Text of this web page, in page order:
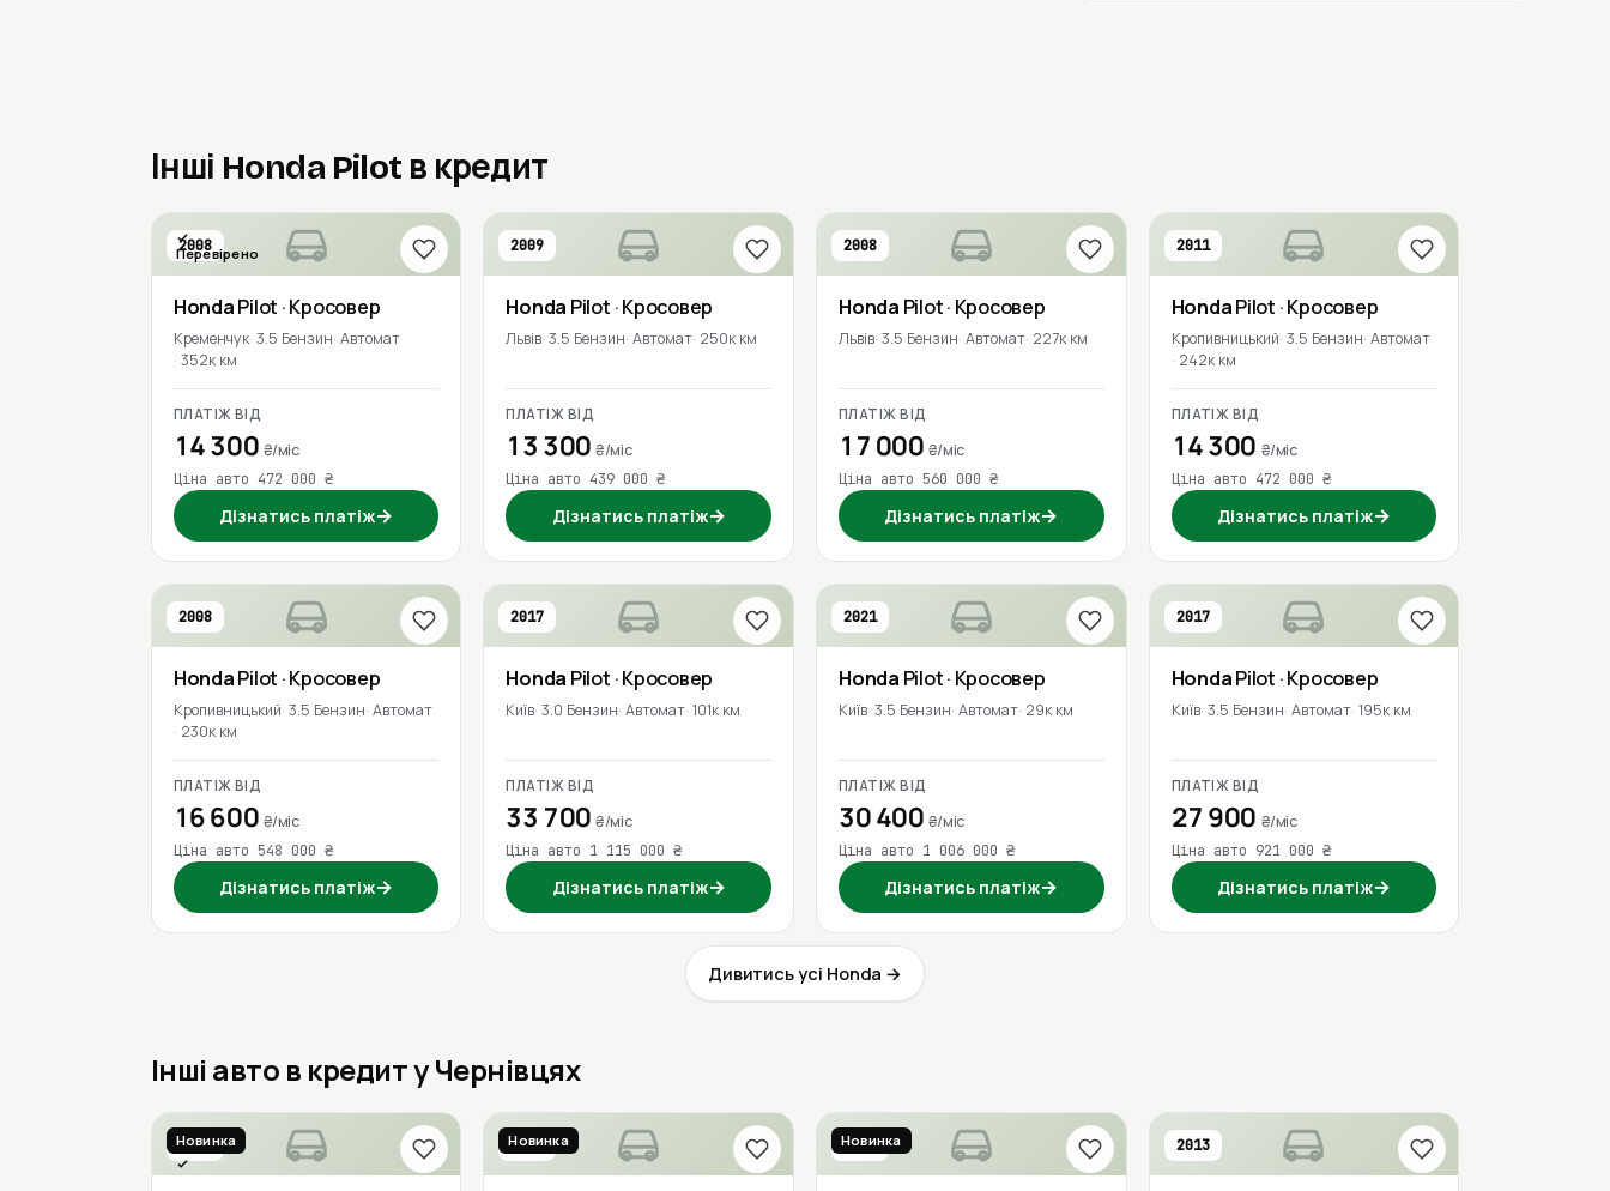
Інші Honda Pilot в кредит
2008
Перевірено
HondaPilot · Кросовер
Кременчук 3.5 Бензин Автомат
352к км
ПЛАТІЖ ВІД
14 300 ₴/міс
Ціна авто 472 000 ₴
Дізнатись платіж→
2009
Honda Pilot · Кросовер
Львів 3.5 Бензин Автомат 250к км
ПЛАТІЖ ВІД
13 300₴/міс
Ціна авто 439 000 ₴
Дізнатись платіж→
2008
Honda Pilot· Кросовер
Львів 3.5 Бензин Автомат 227к км
ПЛАТІЖ ВІД
17 000 ₴/міс
Ціна авто 560 000 ₴
Дізнатись платіж→
2011
HondaPilot · Кросовер
Кропивницький 3.5 Бензин Автомат
242к км
ПЛАТІЖ ВІД
14 300 ₴/міс
Ціна авто 472 000 ₴
Дізнатись платіж→
2008
HondaPilot · Кросовер
Кропивницький 3.5 Бензин Автомат
230к км
ПЛАТІЖ ВІД
16 600 ₴/міс
Ціна авто 548 000 ₴
Дізнатись платіж→
2017
Honda Pilot · Кросовер
Київ 3.0 Бензин Автомат 101к км
ПЛАТІЖ ВІД
33 700₴/міс
Ціна авто 1 115 000 ₴
Дізнатись платіж→
2021
Honda Pilot· Кросовер
Київ 3.5 Бензин Автомат 29к км
ПЛАТІЖ ВІД
30 400 ₴/міс
Ціна авто 1 006 000 ₴
Дізнатись платіж→
2017
HondaPilot · Кросовер
Київ 3.5 Бензин Автомат 195к км
ПЛАТІЖ ВІД
27 900 ₴/міс
Ціна авто 921 000 ₴
Дізнатись платіж→
Дивитись усі Honda →
Інші авто в кредит у Чернівцях
2018
Новинка
Перевірено
2019
Новинка 2019
Новинка 2013